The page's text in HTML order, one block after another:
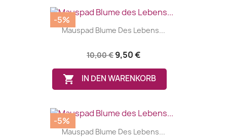
Mauspad Blume Des Lebens...
10,00 € 9,50 €
 IN DEN WARENKORB
-5%
Mauspad Blume Des Lebens...
-5%